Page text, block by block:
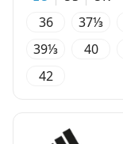
36
37⅓
39⅓
40
42